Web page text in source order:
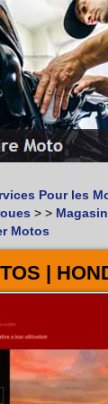
garage
VILLE
de
Pour les
> >
Motos
|